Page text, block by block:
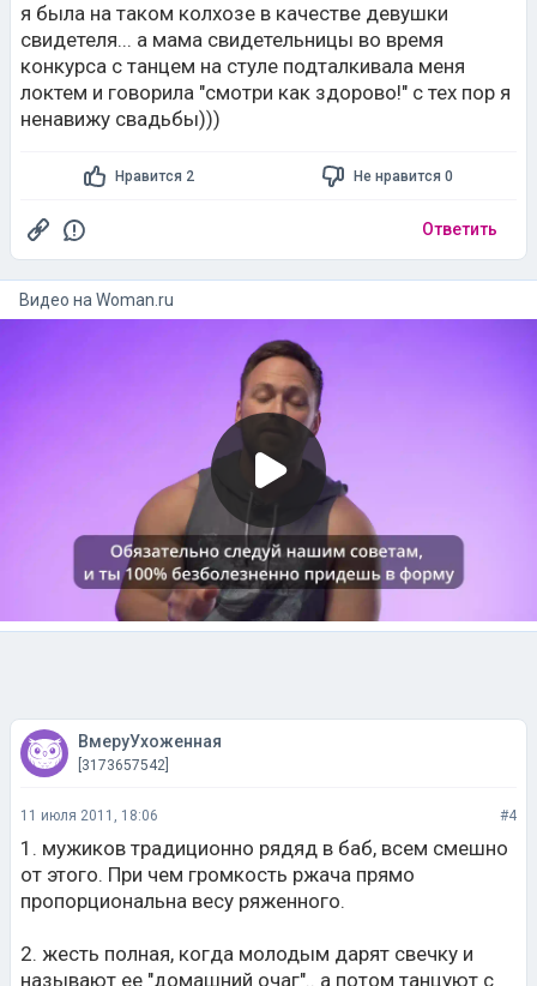
я была на таком колхозе в качестве девушки
свидетеля... а мама свидетельницы во время
конкурса с танцем на стуле подталкивала меня
локтем и говорила "смотри как здорово!" с тех пор я
ненавижу свадьбы)))
Нравится 2 Не нравится 0
Ответить
Видео на woman.ru
ВмеруУхоженная
[3173657542]
11 июля 2011, 18:06 #4
1. мужиков традиционно рядяд в баб, всем смешно
от этого. При чем громкость ржача прямо
пропорциональна весу ряженного.
2. жесть полная, когда молодым дарят свечку и
называют ее "домашний очаг".. а потом танцуют с